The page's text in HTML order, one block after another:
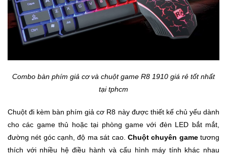
Dịch
Mẹ
Và
Bé
Combo bàn phím giả cơ và chuột game R8 1910 giá rẻ tốt nhất
tại tphcm
Chuột đi kèm bàn phím giả cơ R8 này được thiết kế chủ yếu dành
cho các game thủ hoặc tại phòng game với đèn LED bắt mắt,
đường nét góc cạnh, độ ma sát cao. Chuột chuyên gametương
thích với nhiều hệ điều hành và cấu hình máy tính khác nhau